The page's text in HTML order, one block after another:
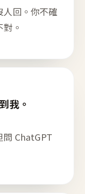
回。你不確
。
我。
問 ChatGPT